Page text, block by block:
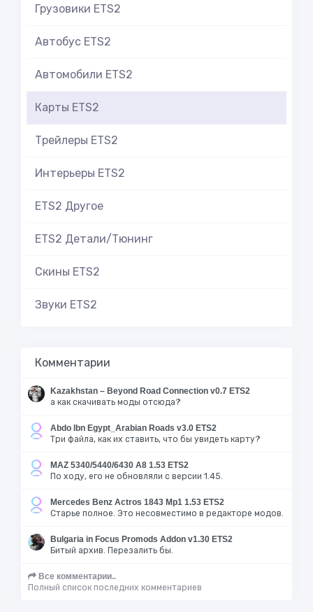
Грузовики ETS2
Автобус ETS2
Автомобили ETS2
Карты ETS2
Трейлеры ETS2
Интерьеры ETS2
ETS2 Другое
ETS2 Детали/Тюнинг
Скины ETS2
Звуки ETS2
Комментарии
Kazakhstan – Beyond Road Connection v0.7 ETS2
а как скачивать моды отсюда?
Abdo Ibn Egypt_Arabian Roads v3.0 ETS2
Три файла, как их ставить, что бы увидеть карту?
MAZ 5340/5440/6430 A8 1.53 ETS2
По ходу, его не обновляли с версии 1.45.
Mercedes Benz Actros 1843 Mp1 1.53 ETS2
Старье полное. Это несовместимо в редакторе модов.
Bulgaria in Focus Promods Addon v1.30 ETS2
Битый архив. Перезалить бы.
Все комментарии..
Полный список последних комментариев